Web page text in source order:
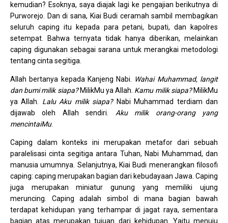
kemudian? Esoknya, saya diajak lagi ke pengajian berikutnya di
Purworejo. Dan di sana, Kiai Budi ceramah sambil membagikan
seluruh caping itu kepada para petani, bupati, dan kapolres
setempat. Bahwa ternyata tidak hanya diberikan, melainkan
caping digunakan sebagai sarana untuk merangkai metodologi
tentang cinta segitiga.
Allah bertanya kepada Kanjeng Nabi. Wahai Muhammad, langit
dan bumi milik siapa?MilikMu ya Allah. Kamu milik siapa?MilikMu
ya Allah. Lalu Aku milik siapa?Nabi Muhammad terdiam dan
dijawab oleh Allah sendiri. Aku milik orang-orang yang
mencintaiMu.
Caping dalam konteks ini merupakan metafor dari sebuah
paralelisasi cinta segitiga antara Tuhan, Nabi Muhammad, dan
manusia umumnya. Selanjutnya, Kiai Budi menerangkan filosofi
caping: caping merupakan bagian dari kebudayaan Jawa. Caping
juga merupakan miniatur gunung yang memiliki ujung
meruncing. Caping adalah simbol di mana bagian bawah
terdapat kehidupan yang terhampar di jagat raya, sementara
bagian atas merupakan tujuan dari kehidupan. Yaitu menuju